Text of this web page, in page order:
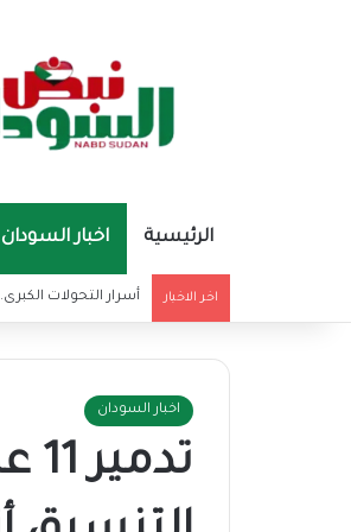
الرئيسية اخبار السودان
اخر الاخبار أسرار التحولات
اخبار السودان